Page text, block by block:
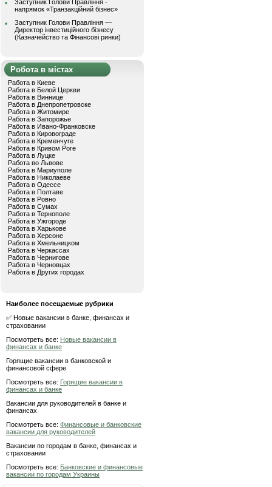
Заступник Голови Правління -
напрямок «Транзакційний бізнес»
Заступник Голови Правління —
Директор інвестиційного бізнесу
(Казначейство та Фінансові ринки)
Робота в містах
Работа в Киеве
Работа в Белой Церкви
Работа в Виннице
Работа в Днепропетровске
Работа в Житомире
Работа в Запорожье
Работа в Ивано-Франковске
Работа в Кировограде
Работа в Кременчуге
Работа в Кривом Роге
Работа в Луцке
Работа во Львове
Работа в Мариуполе
Работа в Николаеве
Работа в Одессе
Работа в Полтаве
Работа в Ровно
Работа в Сумах
Работа в Тернополе
Работа в Ужгороде
Работа в Харькове
Работа в Херсоне
Работа в Хмельницком
Работа в Черкассах
Работа в Чернигове
Работа в Черновцах
Работа в Других городах
Наиболее посещаемые рубрики
✅ Новые вакансии в банке, финансах и
страховании
Посмотреть все: Новые вакансии в
финансах и банке
Горящие вакансии в банковской и
финансовой сфере
Посмотреть все: Горящие вакансии в
финансах и банке
Вакансии для руководителей в банке и
финансах
Посмотреть все: Финансовые и банковские
вакансии для руководителей
Вакансии по городам в банке, финансах и
страховании
Посмотреть все: Банковские и финансовые
вакансии по городам Украины